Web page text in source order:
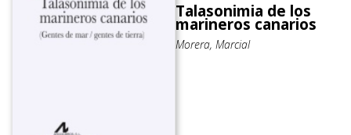
Talasonimia de los
marineros canarios
Morera, Marcial